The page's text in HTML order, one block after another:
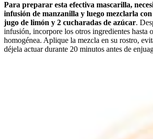
Para preparar esta efectiva mascarilla,
infusión de manzanilla y luego mezclarla
jugo de limón y 2 cucharadas de azúcar.
infusión, incorpore los otros ingredientes hasta
homogénea. Aplique la mezcla en su rostro,
déjela actuar durante 20 minutos antes de